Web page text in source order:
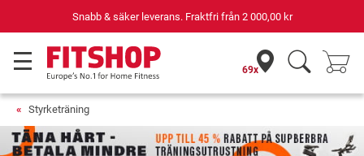
Snabb & säker leverans. Fraktfri från 2 000,00 kr
69x
Styrketräning